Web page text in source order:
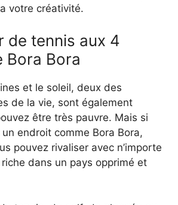
votre créativité.
de tennis aux 4
Bora Bora
et le soleil, deux des
de la vie, sont également
être très pauvre. Mais si
endroit comme Bora Bora,
pouvez rivaliser avec n’importe
dans un pays opprimé et